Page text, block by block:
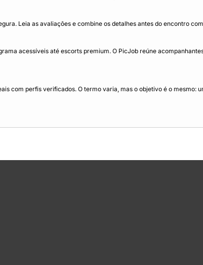
Leia as avaliações e combine os detalhes antes do encontro
acessíveis até escorts premium. O PicJob reúne
com perfis verificados. O termo varia, mas o objetivo é o mesmo: